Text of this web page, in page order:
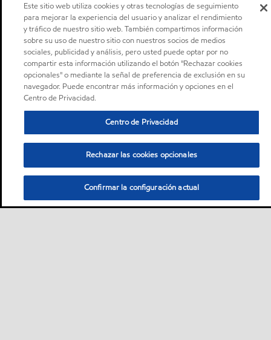
Este sitio web utiliza cookies y otras tecnologías de seguimiento
para mejorar la experiencia del usuario y analizar el rendimiento
y tráfico de nuestro sitio web. También compartimos información
sobre su uso de nuestro sitio con nuestros socios de medios
sociales, publicidad y análisis, pero usted puede optar por no
compartir esta información utilizando el botón "Rechazar cookies
opcionales" o mediante la señal de preferencia de exclusión en su
navegador. Puede encontrar más información y opciones en el
Centro de Privacidad.
Centro de Privacidad
Rechazar las cookies opcionales
Confirmar la configuración actual